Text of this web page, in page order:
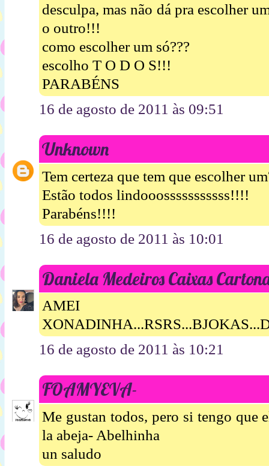
desculpa, mas não dá pra escolher
o outro!!!
como escolher um só???
escolho T O D O S!!!
PARABÉNS
16 de agosto de 2011 às 09:51
Unknown
Tem certeza que tem que escolher
Estão todos lindooosssssssssss!!!!
Parabéns!!!!
16 de agosto de 2011 às 10:01
Daniela Medeiros Caixas
AMEI
16 de agosto de 2011 às 10:21
FOAMYEVA-
Me gustan todos, pero si tengo que
la abeja- Abelhinha
un saludo